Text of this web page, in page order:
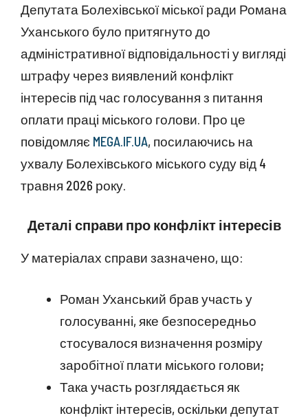
Депутата Болехівської міської ради Романа
Уханського було притягнуто до
адміністративної відповідальності у вигляді
штрафу через виявлений конфлікт
інтересів під час голосування з питання
оплати праці міського голови. Про це
повідомляє MEGA.IF.UA, посилаючись на
ухвалу Болехівського міського суду від 4
травня 2026 року.
Деталі справи про конфлікт інтересів
У матеріалах справи зазначено, що:
Роман Уханський брав участь у
голосуванні, яке безпосередньо
стосувалося визначення розміру
заробітної плати міського голови;
Така участь розглядається як
конфлікт інтересів, оскільки депутат